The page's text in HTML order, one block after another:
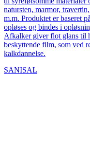
natursten, marmor,
m.m. Produktet er baseret
opløses og bindes i
Afkalker giver flot glans til
beskyttende film, som ved
kalkdannelse.
SANISAL